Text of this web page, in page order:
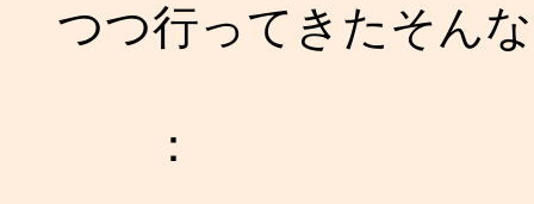
つつ行ってきたそん
：